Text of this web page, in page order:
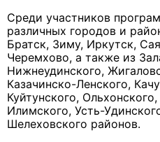
Среди участников
различных городов и
Братск, Зиму, Иркутск,
Черемхово, а также из
Нижнеудинского,
Казачинско-Ленского,
Куйтунского,
Илимского, Усть-
Шелеховского районов.